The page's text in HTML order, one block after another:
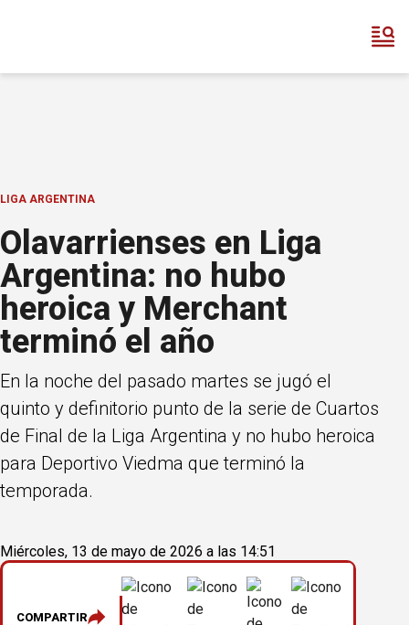
LIGA ARGENTINA
Olavarrienses en Liga
Argentina: no hubo
heroica y Merchant
terminó el año
En la noche del pasado martes se jugó el
quinto y definitorio punto de la serie de Cuartos
de Final de la Liga Argentina y no hubo heroica
para Deportivo Viedma que terminó la
temporada.
Miércoles, 13 de mayo de 2026 a las 14:51
COMPARTIR